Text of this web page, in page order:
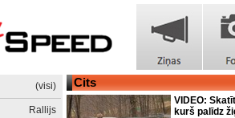
(visi)
Rallijs
Cits
VIDEO:
kurš palīdz